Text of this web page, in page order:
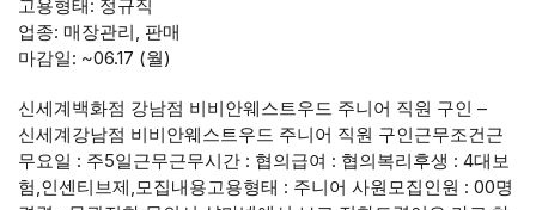
고용형태: 정규직
업종: 매장관리, 판매
마감일: ~06.17 (월)
신세계백화점 강남점 비비안웨스트우드 주니어 직원 구인 –
신세계강남점 비비안웨스트우드 주니어 직원 구인근무조건근
무요일 : 주5일근무근무시간 : 협의급여 : 협의복리후생 : 4대보
험,인센티브제,모집내용고용형태 : 주니어 사원모집인원 : 00명